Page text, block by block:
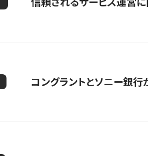
コングラントとソニー銀